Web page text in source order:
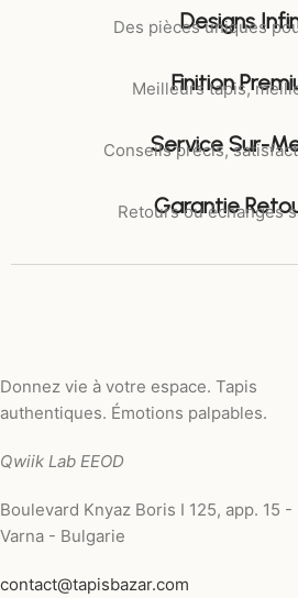
Designs
Des pièces uniques
Finition
Meilleurs tapis,
Service Sur-
Conseils précis,
Garantie
Retours ou échanges
Donnez vie à votre espace. Tapis
authentiques. Émotions palpables.
Qwiik Lab EEOD
Boulevard Knyaz Boris I 125, app. 15
Varna - Bulgarie
contact@tapisbazar.com